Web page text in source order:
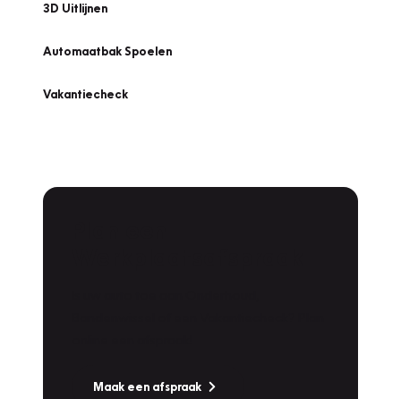
3D Uitlijnen
Automaatbak Spoelen
Vakantiecheck
Maak een afspraak